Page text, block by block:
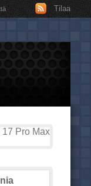
Tilaa
Pro Max